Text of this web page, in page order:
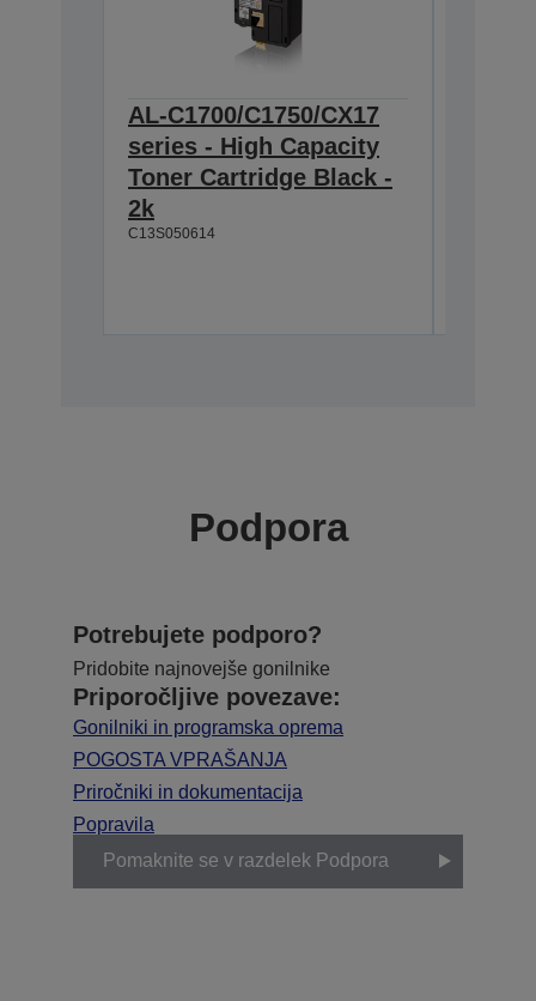
AL-C1700/C1750/CX17
series - High Capacity
Toner Cartridge Black -
2k
C13S050614
Podpora
Potrebujete podporo?
Pridobite najnovejše gonilnike
Priporočljive povezave:
Gonilniki in programska oprema
POGOSTA VPRAŠANJA
Priročniki in dokumentacija
Popravila
Pomaknite se v razdelek Podpora